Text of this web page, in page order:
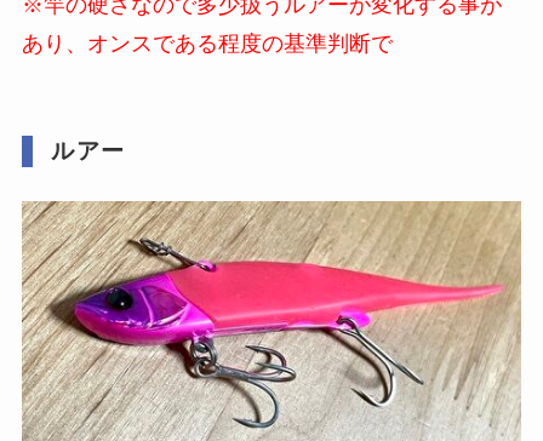
あり、オンスである程度の基準判断で
ルアー